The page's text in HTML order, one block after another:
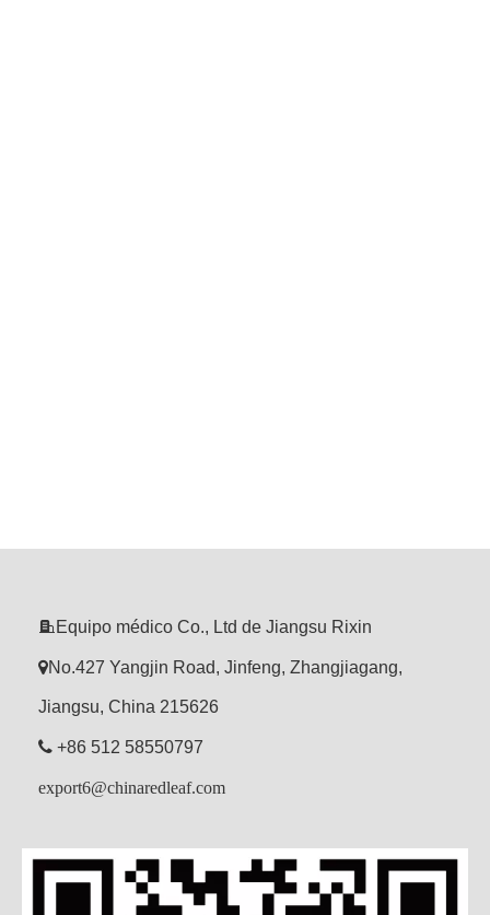
 Equipo médico Co., Ltd de Jiangsu Rixin
No.427 Yangjin Road, Jinfeng, Zhangjiagang,
Jiangsu, China 215626
 +86 512 58550797
export6@chinaredleaf.com